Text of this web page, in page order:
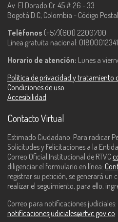
Av. El Dorado Cr. 45 # 26 - 33
Bogotá D.C, Colombia - Código Postal:
Teléfonos (+57)(601) 2200700.
Línea gratuita nacional:
Horario de atención: Lunes a
Política de privacidad y tratamiento
Condiciones de uso
Accesibilidad
Contacto Virtual
Estimado Ciudadano: Para radicar
Solicitudes y Felicitaciones a la
Correo Oficial Institucional de RTVC
diligenciar el formulario en línea:
registrar su petición, se generará un
realizar el seguimiento, para ello,
Correo para notificaciones judiciales:
notificacionesjudiciales@rtvc.gov.co